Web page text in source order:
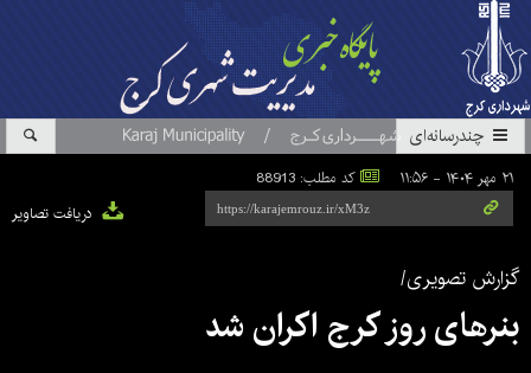
چندرسانه‌ای
۲۱ مهر ۱۴۰۴ - ۱۱:۵۶
کد مطلب: 88913
دریافت تصاویر
گزارش تصویری/
بنرهای روز کرج اکران شد